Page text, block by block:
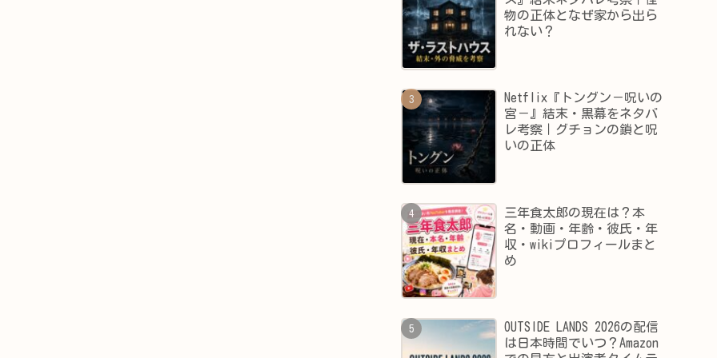
物の正体となぜ家から出ら
れない？
Netflix『トングン－呪いの
宮－』結末・黒幕をネタバ
レ考察｜グチョンの鎖と呪
いの正体
三年食太郎の現在は？本
名・動画・年齢・彼氏・年
収・wikiプロフィールまと
め
OUTSIDE LANDS 2026の配信
は日本時間でいつ？Amazon